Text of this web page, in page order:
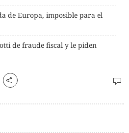
de Europa, imposible para el
de fraude fiscal y le piden